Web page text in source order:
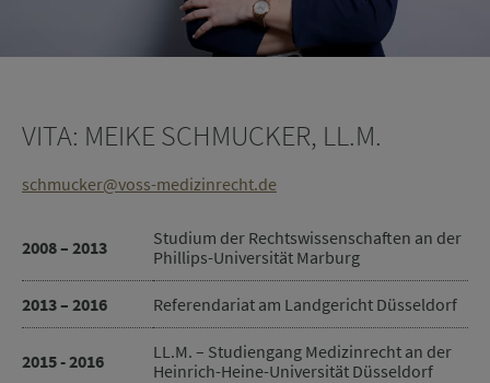
VITA: MEIKE SCHMUCKER, LL.M.
schmucker@voss-medizinrecht.de
2008 – 2013
Studium der Rechtswissenschaften an der
Phillips-Universität Marburg
2013 – 2016 Referendariat am Landgericht Düsseldorf
2015 - 2016
LL.M. – Studiengang Medizinrecht an der
Heinrich-Heine-Universität Düsseldorf